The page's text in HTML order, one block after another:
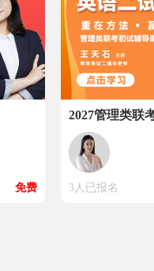
免费
2027管理类联
3人已报名